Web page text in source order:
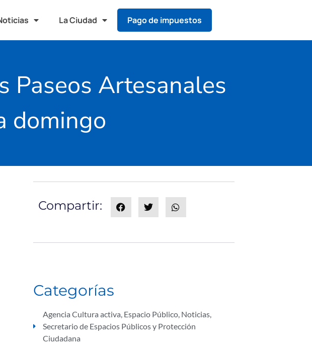
La Ciudad Pago de impuestos
Paseos Artesanales
domingo
Compartir:
Categorías
Agencia Cultura activa, Espacio Público, Noticias,
Secretario de Espacios Públicos y Protección
Ciudadana